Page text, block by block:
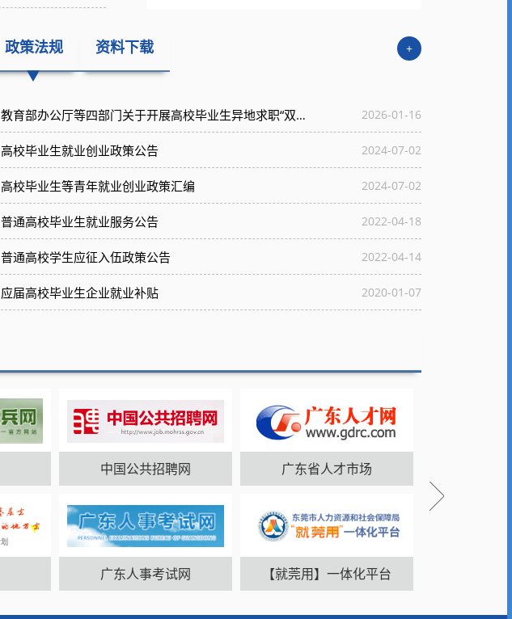
政策法规 资料下载 +
教育部办公厅等四部门关于开展高校毕业生异地求职“双惠”行动的通知 2026-01-16
高校毕业生就业创业政策公告 2024-07-02
高校毕业生等青年就业创业政策汇编 2024-07-02
普通高校毕业生就业服务公告 2022-04-18
普通高校学生应征入伍政策公告 2022-04-14
应届高校毕业生企业就业补贴 2020-01-07
中国公共招聘网
广东人事考试网
广东省人才市场
【就莞用】一体化平台